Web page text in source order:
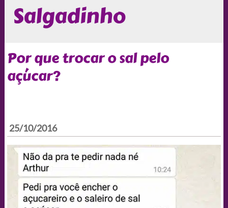
Salgadinho
Por que trocar o sal pelo
açúcar?
25/10/2016